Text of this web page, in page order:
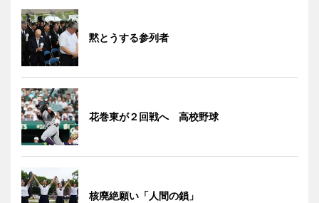
黙とうする参列者
花巻東が２回戦へ 高校野球
核廃絶願い「人間の鎖」